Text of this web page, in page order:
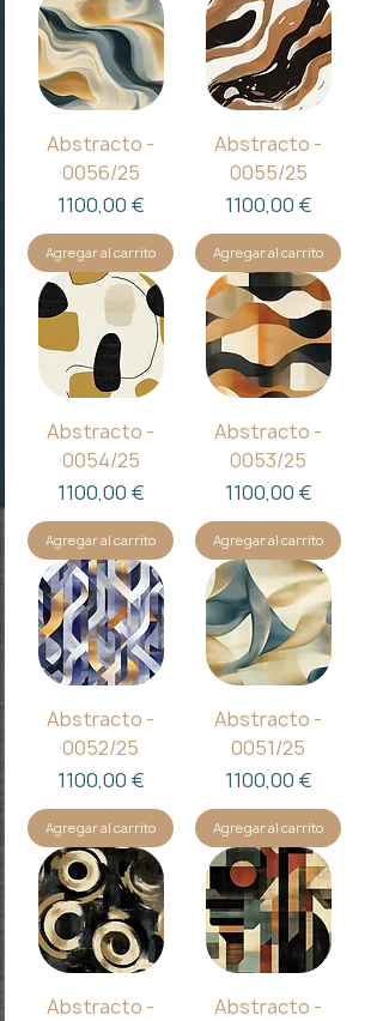
Abstracto -
0056/25
Precio
1100,00 €
Agregar al carrito
Abstracto -
0055/25
Precio
1100,00 €
Agregar al carrito
Abstracto -
0054/25
Precio
1100,00 €
Agregar al carrito
Abstracto -
0053/25
Precio
1100,00 €
Agregar al carrito
Abstracto -
0052/25
Precio
1100,00 €
Agregar al carrito
Abstracto -
0051/25
Precio
1100,00 €
Agregar al carrito
Abstracto -
Abstracto -